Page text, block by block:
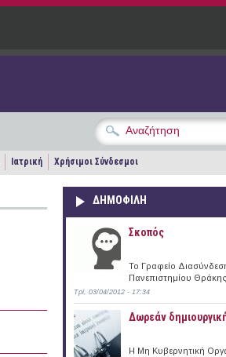
Ιατρική Χρήσιμοι Σύνδεσμοι
ΔΗΜΟΦΙΛΗ
Σκοπός
Το Γραφείο
Πανεπιστημίου
Τρί, 03/04/2012 - 17:34
Δωρεάν
Η Μη Κυβερνητική